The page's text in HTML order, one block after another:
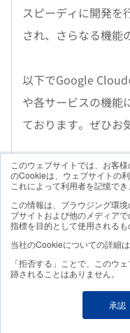
このウェブサイトでは、お客
のCookieは、ウェブサイトの
これによって利用者を記憶でき
この情報は、ブラウジング環
ブサイトおよび他のメディア
指標を目的として使用されるも
当社のCookieについての詳細は
「拒否する」ことで、このウ
跡されることはありません。
承認
スピーディに開発
され、さらなる機能
以下でGoogle
や各サービスの機能
ております。ぜひお
「Google Cloud」の
GoogleCloud
学習を活用し
深層学習とは、機
習アルゴリズムで